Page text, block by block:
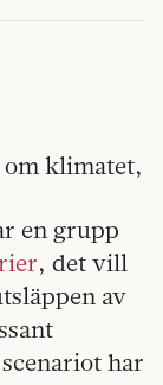
klimatet,
en grupp
, det vill
av
har